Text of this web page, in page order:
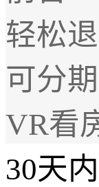
轻松
可分
VR看
30天